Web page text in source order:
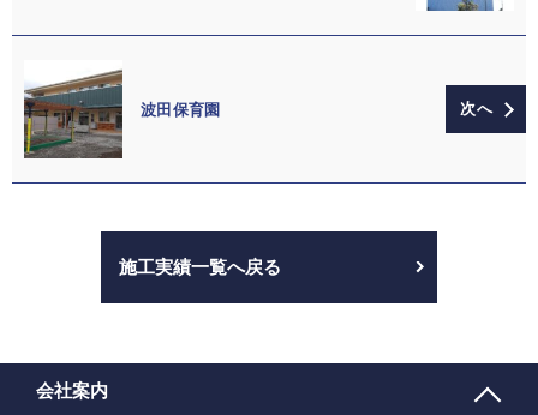
波田保育園
施工実績一覧へ戻る
会社案内